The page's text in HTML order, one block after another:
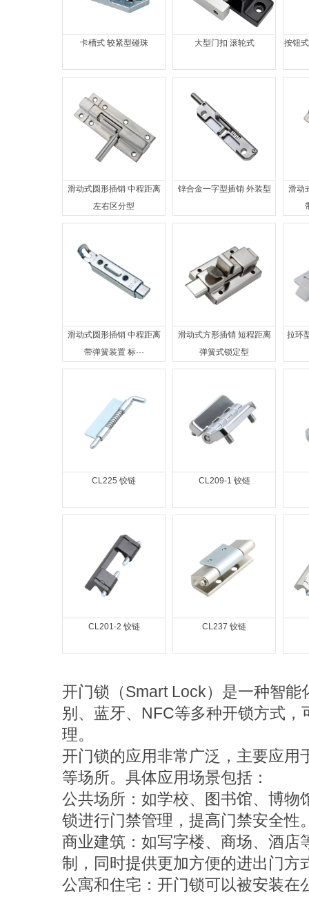
卡槽式 较紧型碰珠 大型门扣 滚轮式
按钮
滑动式圆形插销 中程距离
左右区分型
锌合金一字型插销 外装型
滑动
滑动式圆形插销 中程距离
带弹簧装置 标···
滑动式方形插销 短程距离
弹簧式锁定型
拉环
CL225 铰链 CL209-1 铰链
CL201-2 铰链 CL237 铰链
开门锁（Smart Lock）是一种智
别、蓝牙、NFC等多种开锁方式
理。
开门锁的应用非常广泛，主要应用
等场所。具体应用场景包括：
公共场所：如学校、图书馆、博物
锁进行门禁管理，提高门禁安全性
商业建筑：如写字楼、商场、酒店
制，同时提供更加方便的进出门方
公寓和住宅：开门锁可以被安装在